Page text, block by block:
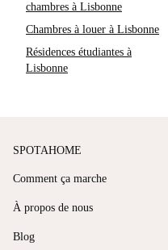
chambres à Lisbonne
Chambres à louer à Lisbonne
Résidences étudiantes à
Lisbonne
SPOTAHOME
Comment ça marche
À propos de nous
Blog